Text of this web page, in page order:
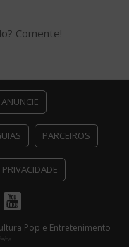
Comente!
ANUNCIE
PARCEIROS
Youtube
Pop e Entretenimento